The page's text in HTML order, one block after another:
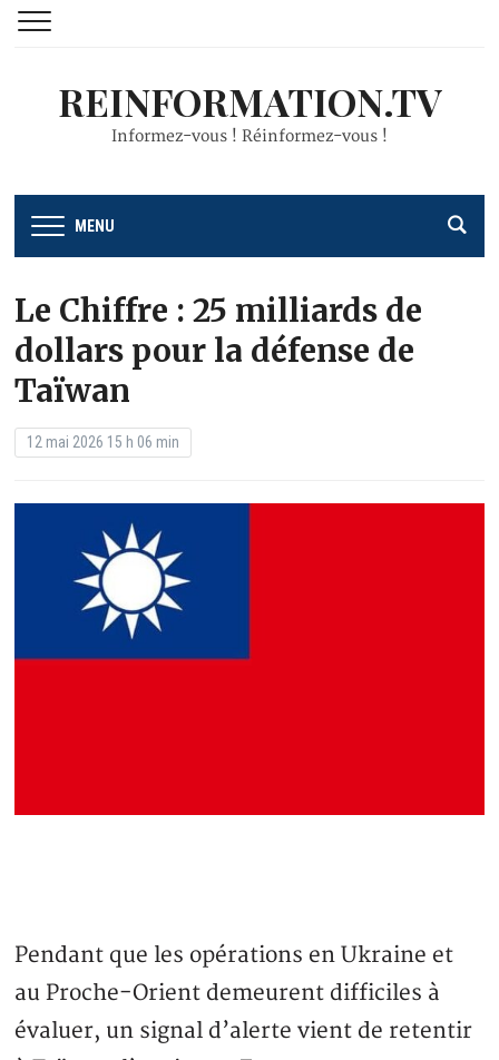
REINFORMATION.TV
Informez-vous ! Réinformez-vous !
MENU
Le Chiffre : 25 milliards de
dollars pour la défense de
Taïwan
12 mai 2026 15 h 06 min
Pendant que les opérations en Ukraine et
au Proche-Orient demeurent difficiles à
évaluer, un signal d’alerte vient de retentir